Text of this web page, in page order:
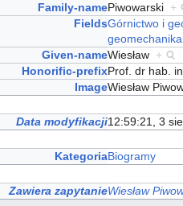
Family-namePiwowarski +
FieldsGórnictwo i
geomechanika
Given-nameWiesław +
Honorific-prefixProf. dr hab.
ImageWiesław
Data modyfikacji12:59:21, 3
KategoriaBiogramy
Zawiera zapytanieWiesław